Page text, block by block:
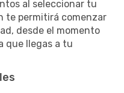
al seleccionar tu
te permitirá comenzar
desde el momento
que llegas a tu